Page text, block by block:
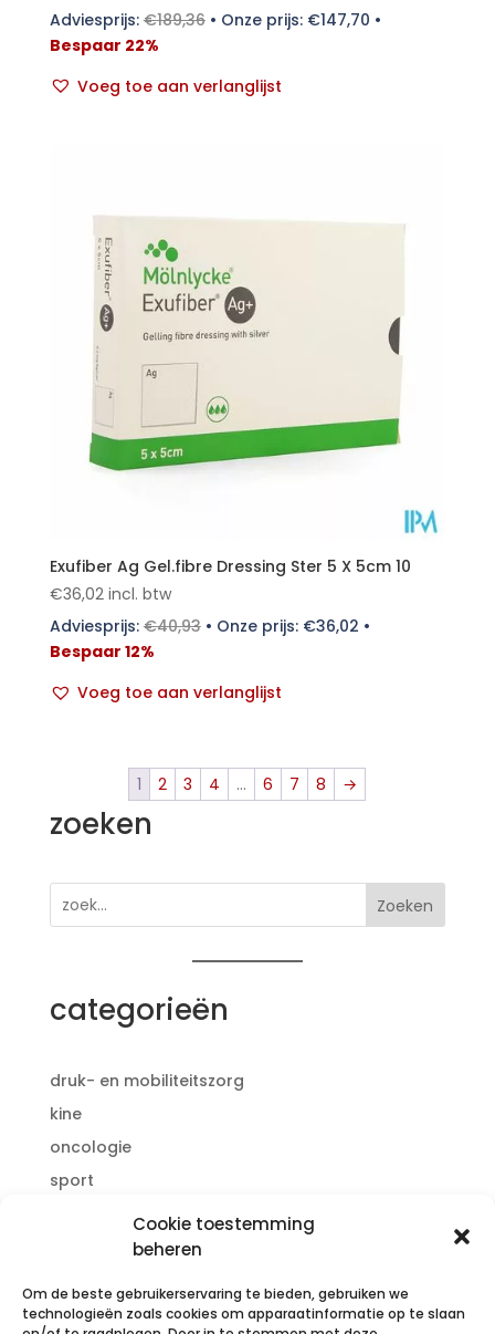
Cookie toestemming
beheren
Om de beste gebruikerservaring te bieden, gebruiken we
technologieën zoals cookies om apparaatinformatie op te slaan
Adviesprijs:€189,36• Onze prijs: €147,70 •
Bespaar 22%
Voeg toe aan verlanglijst
Exufiber Ag Gel.fibre Dressing Ster 5 X 5cm 10
€36,02 incl. btw
Adviesprijs:€40,93• Onze prijs: €36,02 •
Bespaar 12%
Voeg toe aan verlanglijst
1 2 3 4 … 6 7 8 →
zoeken
Zoeken
categorieën
druk- en mobiliteitszorg
kine
oncologie
sport
voetverzorging
reinigen - ontsmetten
handschoenen